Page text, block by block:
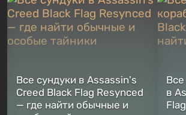
Все сундуки в Assassin's
Creed Black Flag Resynced
— где найти обычные и
в